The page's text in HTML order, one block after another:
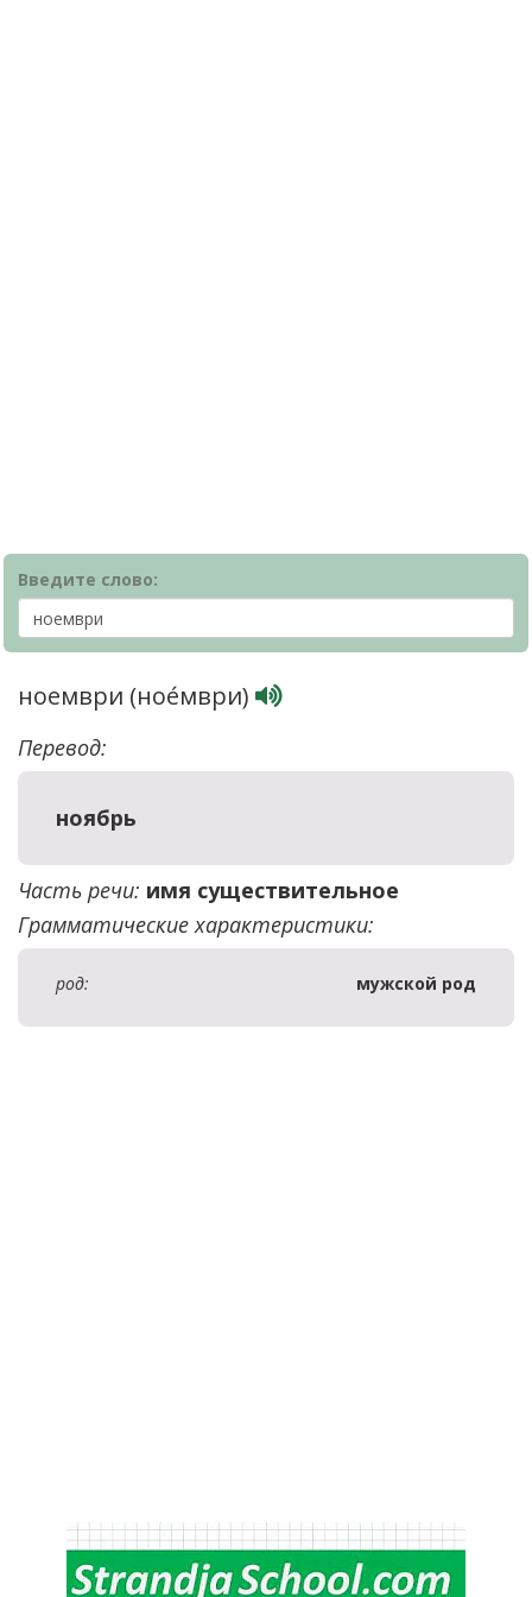
Введите слово:
ноември (ное́мври)
Перевод:
ноябрь
Часть речи: имя существительное
Грамматические характеристики:
род: мужской род